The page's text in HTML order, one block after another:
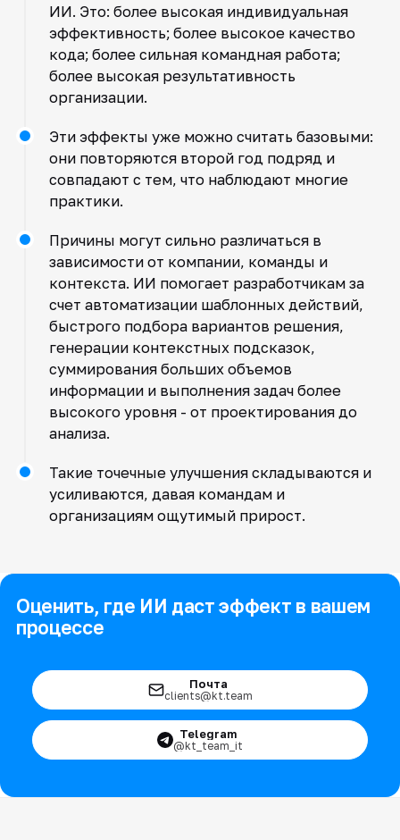
ИИ. Это: более высокая индивидуальная
эффективность; более высокое качество
кода; более сильная командная работа;
более высокая результативность
организации.
Эти эффекты уже можно считать базовыми:
они повторяются второй год подряд и
совпадают с тем, что наблюдают многие
практики.
Причины могут сильно различаться в
зависимости от компании, команды и
контекста. ИИ помогает разработчикам за
счет автоматизации шаблонных действий,
быстрого подбора вариантов решения,
генерации контекстных подсказок,
суммирования больших объемов
информации и выполнения задач более
высокого уровня - от проектирования до
анализа.
Такие точечные улучшения складываются и
усиливаются, давая командам и
организациям ощутимый прирост.
Оценить, где ИИ даст эффект в вашем
процессе
Почта
clients@kt.team
Telegram
@kt_team_it